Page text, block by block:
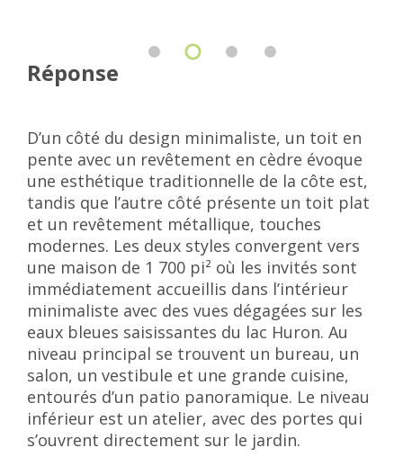
Réponse
D’un côté du design minimaliste, un toit en
pente avec un revêtement en cèdre évoque
une esthétique traditionnelle de la côte est,
tandis que l’autre côté présente un toit plat
et un revêtement métallique, touches
modernes. Les deux styles convergent vers
une maison de 1 700 pi² où les invités sont
immédiatement accueillis dans l’intérieur
minimaliste avec des vues dégagées sur les
eaux bleues saisissantes du lac Huron. Au
niveau principal se trouvent un bureau, un
salon, un vestibule et une grande cuisine,
entourés d’un patio panoramique. Le niveau
inférieur est un atelier, avec des portes qui
s’ouvrent directement sur le jardin.